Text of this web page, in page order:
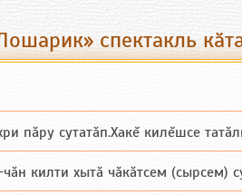
спектакль
пăру сутатăп.Хакĕ килĕшсе
килти хытă чăкăтсем (сырсем)